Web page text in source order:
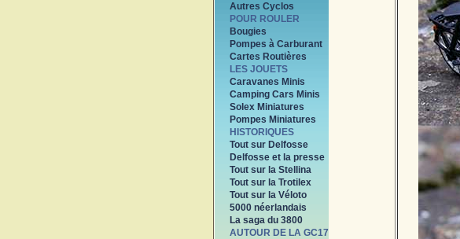
Autres Cyclos
POUR ROULER
Bougies
Pompes à Carburant
Cartes Routières
LES JOUETS
Caravanes Minis
Camping Cars Minis
Solex Miniatures
Pompes Miniatures
HISTORIQUES
Tout sur Delfosse
Delfosse et la presse
Tout sur la Stellina
Tout sur la Trotilex
Tout sur la Véloto
5000 néerlandais
La saga du 3800
AUTOUR DE LA GC17